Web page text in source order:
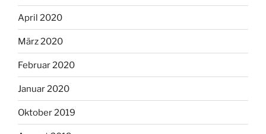
April 2020
März 2020
Februar 2020
Januar 2020
Oktober 2019